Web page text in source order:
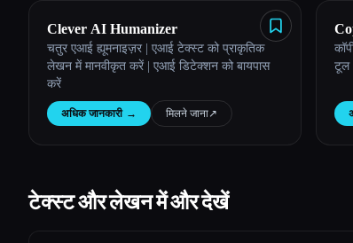
Clever AI Humanizer
चतुर एआई ह्यूमनाइज़र | एआई टेक्स्ट को प्राकृतिक
लेखन में मानवीकृत करें | एआई डिटेक्शन को बायपास
करें
अधिक जानकारी → मिलने जाना↗︎
टूल
टेक्स्ट और लेखन में और देखें